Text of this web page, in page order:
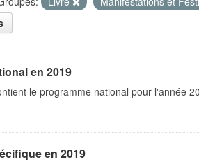
en 2019
le programme national pour l'année
en 2019